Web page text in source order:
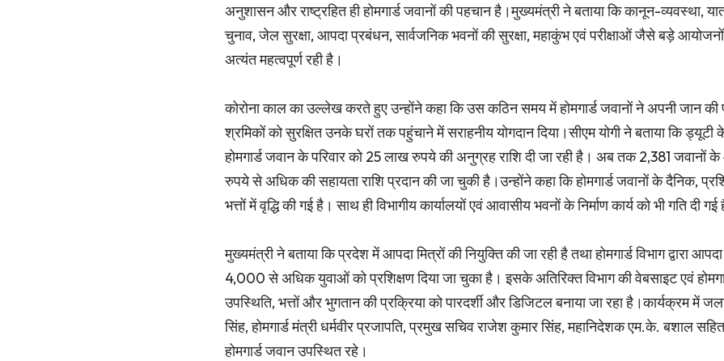
अनुशासन और राष्ट्रहित ही होमगार्ड जवानों की पहचान है।मुख्यमंत्री ने बताया कि कानून-व्यवस्था,
चुनाव, जेल सुरक्षा, आपदा प्रबंधन, सार्वजनिक भवनों की सुरक्षा, महाकुंभ एवं परीक्षाओं जैसे बड़े आयोजनों
अत्यंत महत्वपूर्ण रही है।
कोरोना काल का उल्लेख करते हुए उन्होंने कहा कि उस कठिन समय में होमगार्ड जवानों ने अपनी जान की
श्रमिकों को सुरक्षित उनके घरों तक पहुंचाने में सराहनीय योगदान दिया।सीएम योगी ने बताया कि ड्यूटी
होमगार्ड जवान के परिवार को 25 लाख रुपये की अनुग्रह राशि दी जा रही है। अब तक 2,381 जवानों
रुपये से अधिक की सहायता राशि प्रदान की जा चुकी है।उन्होंने कहा कि होमगार्ड जवानों के दैनिक,
भत्तों में वृद्धि की गई है। साथ ही विभागीय कार्यालयों एवं आवासीय भवनों के निर्माण कार्य को भी गति दी गई
मुख्यमंत्री ने बताया कि प्रदेश में आपदा मित्रों की नियुक्ति की जा रही है तथा होमगार्ड विभाग द्वारा
4,000 से अधिक युवाओं को प्रशिक्षण दिया जा चुका है। इसके अतिरिक्त विभाग की वेबसाइट एवं
उपस्थिति, भत्तों और भुगतान की प्रक्रिया को पारदर्शी और डिजिटल बनाया जा रहा है।कार्यक्रम में
सिंह, होमगार्ड मंत्री धर्मवीर प्रजापति, प्रमुख सचिव राजेश कुमार सिंह, महानिदेशक एम.के. बशाल
होमगार्ड जवान उपस्थित रहे।